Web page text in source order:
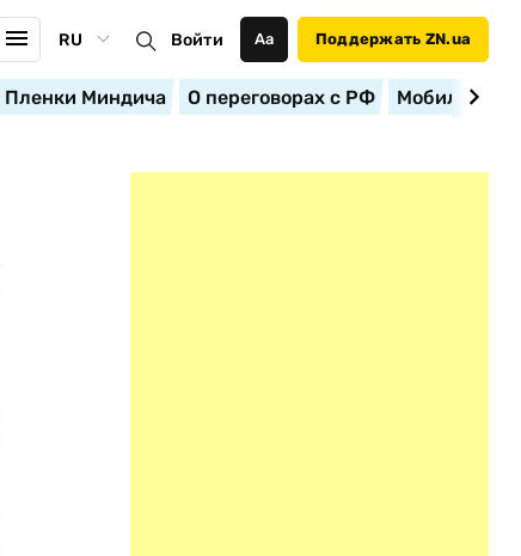
RU Войти Аа Поддержать ZN.ua
Пленки Миндича О переговорах с РФ